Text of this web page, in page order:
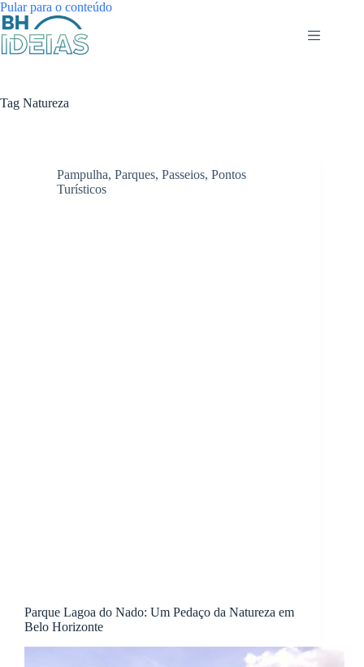
Pular para o conteúdoPular
Tag Natureza
Pampulha, Parques, Passeios, Pontos
Turísticos
Parque Lagoa do Nado: Um Pedaço da Natureza em
Belo Horizonte